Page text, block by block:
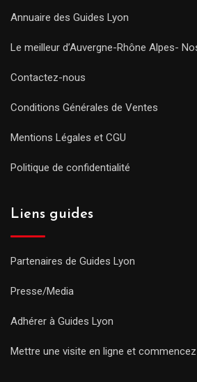
Annuaire des Guides Lyon
Le meilleur d’Auvergne-Rhône Alpes-
Contactez-nous
Conditions Générales de Ventes
Mentions Légales et CGU
Politique de confidentialité
Liens guides
Partenaires de Guides Lyon
Presse/Media
Adhérer à Guides Lyon
Mettre une visite en ligne et